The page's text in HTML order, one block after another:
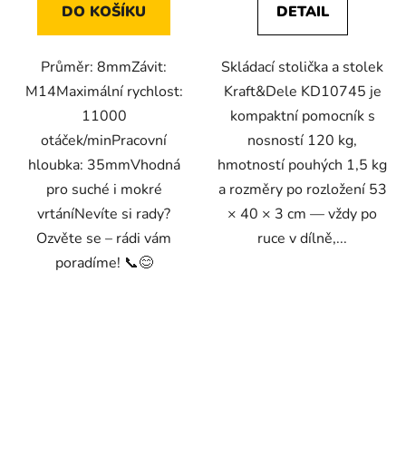
DO KOŠÍKU
Průměr: 8mmZávit:
M14Maximální rychlost:
11000
otáček/minPracovní
hloubka: 35mmVhodná
pro suché i mokré
vrtáníNevíte si rady?
Ozvěte se – rádi vám
poradíme! 📞😊
DETAIL
Skládací stolička a stolek
Kraft&Dele KD10745 je
kompaktní pomocník s
nosností 120 kg,
hmotností pouhých 1,5 kg
a rozměry po rozložení 53
× 40 × 3 cm — vždy po
ruce v dílně,...